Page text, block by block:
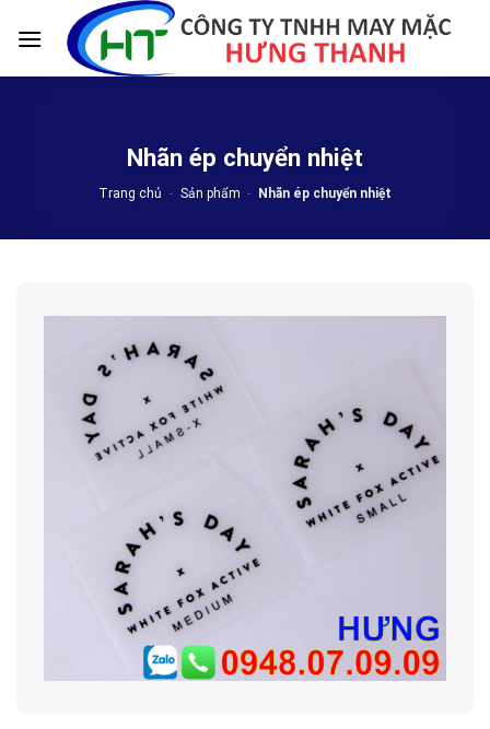
Nhãn ép chuyển nhiệt
Trang chủ - Sản phẩm - Nhãn ép chuyển nhiệt